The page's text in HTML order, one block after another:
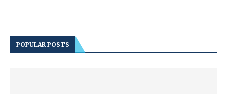
POPULAR POSTS